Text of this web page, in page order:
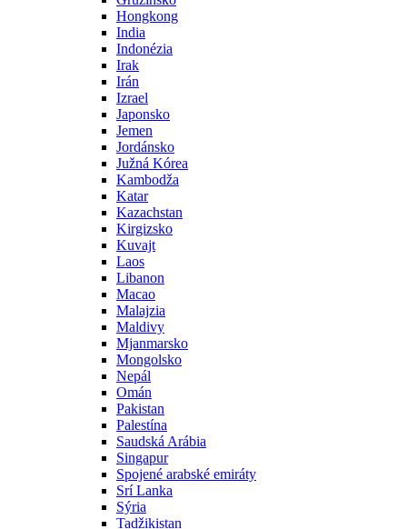
Hongkong
India
Indonézia
Irak
Irán
Izrael
Japonsko
Jemen
Jordánsko
Južná Kórea
Kambodža
Katar
Kazachstan
Kirgizsko
Kuvajt
Laos
Libanon
Macao
Malajzia
Maldivy
Mjanmarsko
Mongolsko
Nepál
Omán
Pakistan
Palestína
Saudská Arábia
Singapur
Spojené arabské emiráty
Srí Lanka
Sýria
Tadžikistan